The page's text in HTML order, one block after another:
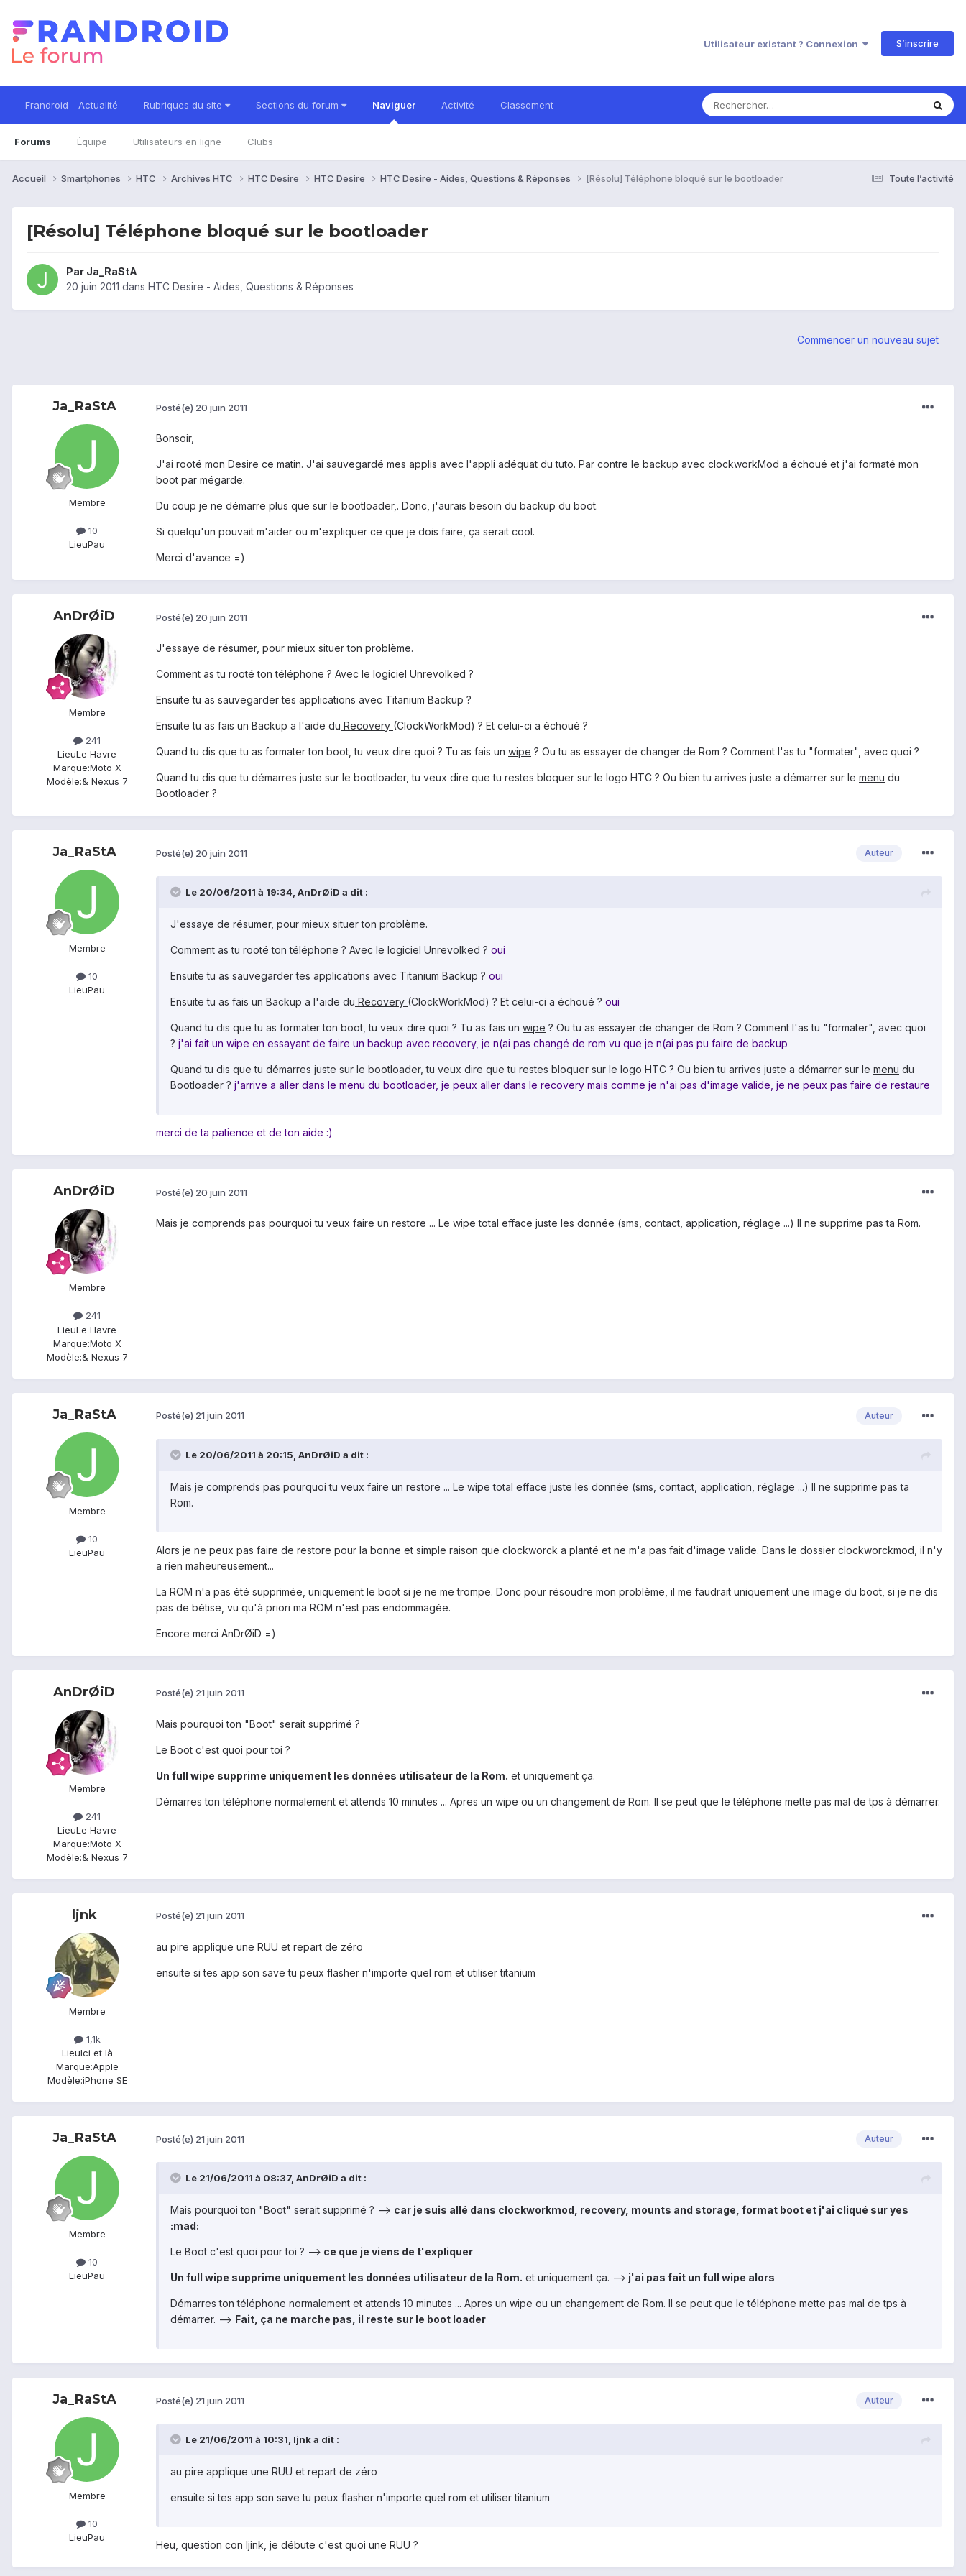
Utilisateur existant ? Connexion S’inscrire
Frandroid - Actualité Rubriques du site Sections du forum Naviguer
Forums Équipe Utilisateurs en ligne Clubs
Activité Classement
Toute l’activité
Accueil Smartphones HTC Archives HTC HTC Desire HTC Desire HTC Desire - Aides, Questions & Réponses [Résolu] Téléphone bloqué sur le bootloader
[Résolu] Téléphone bloqué sur le bootloader
Par Ja_RaStA
20 juin 2011 dans HTC Desire - Aides, Questions & Réponses
Commencer un nouveau sujet
Ja_RaStA
Membre
10
LieuPau
Posté(e) 20 juin 2011
Bonsoir,
J'ai rooté mon Desire ce matin. J'ai sauvegardé mes applis avec l'appli adéquat du tuto. Par contre le backup avec clockworkMod a échoué et j'ai formaté mon
boot par mégarde.
Du coup je ne démarre plus que sur le bootloader,. Donc, j'aurais besoin du backup du boot.
Si quelqu'un pouvait m'aider ou m'expliquer ce que je dois faire, ça serait cool.
Merci d'avance =)
AnDrØiD
Membre
241
LieuLe Havre
Marque:Moto X
Modèle:& Nexus 7
Posté(e) 20 juin 2011
J'essaye de résumer, pour mieux situer ton problème.
Comment as tu rooté ton téléphone ? Avec le logiciel Unrevolked ?
Ensuite tu as sauvegarder tes applications avec Titanium Backup ?
Ensuite tu as fais un Backup a l'aide du Recovery (ClockWorkMod) ? Et celui-ci a échoué ?
Quand tu dis que tu as formater ton boot, tu veux dire quoi ? Tu as fais un wipe ? Ou tu as essayer de changer de Rom ? Comment l'as tu "formater", avec quoi ?
Quand tu dis que tu démarres juste sur le bootloader, tu veux dire que tu restes bloquer sur le logo HTC ? Ou bien tu arrives juste a démarrer sur le menu du
Bootloader ?
Ja_RaStA
Membre
10
LieuPau
Auteur
Posté(e) 20 juin 2011
Le 20/06/2011 à 19:34, AnDrØiD a dit :
J'essaye de résumer, pour mieux situer ton problème.
Comment as tu rooté ton téléphone ? Avec le logiciel Unrevolked ? oui
Ensuite tu as sauvegarder tes applications avec Titanium Backup ? oui
Ensuite tu as fais un Backup a l'aide du Recovery (ClockWorkMod) ? Et celui-ci a échoué ? oui
Quand tu dis que tu as formater ton boot, tu veux dire quoi ? Tu as fais un wipe ? Ou tu as essayer de changer de Rom ? Comment l'as tu "formater", avec quoi
? j'ai fait un wipe en essayant de faire un backup avec recovery, je n(ai pas changé de rom vu que je n(ai pas pu faire de backup
Quand tu dis que tu démarres juste sur le bootloader, tu veux dire que tu restes bloquer sur le logo HTC ? Ou bien tu arrives juste a démarrer sur le menu du
Bootloader ? j'arrive a aller dans le menu du bootloader, je peux aller dans le recovery mais comme je n'ai pas d'image valide, je ne peux pas faire de restaure
merci de ta patience et de ton aide :)
AnDrØiD
Membre
241
LieuLe Havre
Marque:Moto X
Modèle:& Nexus 7
Posté(e) 20 juin 2011
Mais je comprends pas pourquoi tu veux faire un restore ... Le wipe total efface juste les donnée (sms, contact, application, réglage ...) Il ne supprime pas ta Rom.
Ja_RaStA
Membre
10
LieuPau
Auteur
Posté(e) 21 juin 2011
Le 20/06/2011 à 20:15, AnDrØiD a dit :
Mais je comprends pas pourquoi tu veux faire un restore ... Le wipe total efface juste les donnée (sms, contact, application, réglage ...) Il ne supprime pas ta
Rom.
Alors je ne peux pas faire de restore pour la bonne et simple raison que clockworck a planté et ne m'a pas fait d'image valide. Dans le dossier clockworckmod, il n'y
a rien maheureusement...
La ROM n'a pas été supprimée, uniquement le boot si je ne me trompe. Donc pour résoudre mon problème, il me faudrait uniquement une image du boot, si je ne dis
pas de bétise, vu qu'à priori ma ROM n'est pas endommagée.
Encore merci AnDrØiD =)
AnDrØiD
Membre
241
LieuLe Havre
Marque:Moto X
Modèle:& Nexus 7
Posté(e) 21 juin 2011
Mais pourquoi ton "Boot" serait supprimé ?
Le Boot c'est quoi pour toi ?
Un full wipe supprime uniquement les données utilisateur de la Rom. et uniquement ça.
Démarres ton téléphone normalement et attends 10 minutes ... Apres un wipe ou un changement de Rom. Il se peut que le téléphone mette pas mal de tps à démarrer.
ljnk
Membre
1,1k
LieuIci et là
Marque:Apple
Modèle:iPhone SE
Posté(e) 21 juin 2011
au pire applique une RUU et repart de zéro
ensuite si tes app son save tu peux flasher n'importe quel rom et utiliser titanium
Ja_RaStA
Membre
10
LieuPau
Auteur
Posté(e) 21 juin 2011
Le 21/06/2011 à 08:37, AnDrØiD a dit :
Mais pourquoi ton "Boot" serait supprimé ? --> car je suis allé dans clockworkmod, recovery, mounts and storage, format boot et j'ai cliqué sur yes
:mad:
Le Boot c'est quoi pour toi ? --> ce que je viens de t'expliquer
Un full wipe supprime uniquement les données utilisateur de la Rom. et uniquement ça. --> j'ai pas fait un full wipe alors
Démarres ton téléphone normalement et attends 10 minutes ... Apres un wipe ou un changement de Rom. Il se peut que le téléphone mette pas mal de tps à
démarrer. --> Fait, ça ne marche pas, il reste sur le boot loader
Ja_RaStA
Membre
10
LieuPau
Auteur
Posté(e) 21 juin 2011
Le 21/06/2011 à 10:31, ljnk a dit :
au pire applique une RUU et repart de zéro
ensuite si tes app son save tu peux flasher n'importe quel rom et utiliser titanium
Heu, question con ljink, je débute c'est quoi une RUU ?